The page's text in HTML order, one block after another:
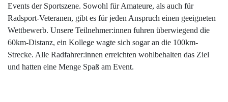
Events der Sportszene. Sowohl für Amateure, als auch für
Radsport-Veteranen, gibt es für jeden Anspruch einen geeigneten
Wettbewerb. Unsere Teilnehmer:innen fuhren überwiegend die
60km-Distanz, ein Kollege wagte sich sogar an die 100km-
Strecke. Alle Radfahrer:innen erreichten wohlbehalten das Ziel
und hatten eine Menge Spaß am Event.